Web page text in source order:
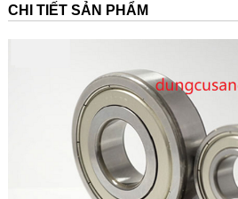
CHI TIẾT SẢN PHẨM